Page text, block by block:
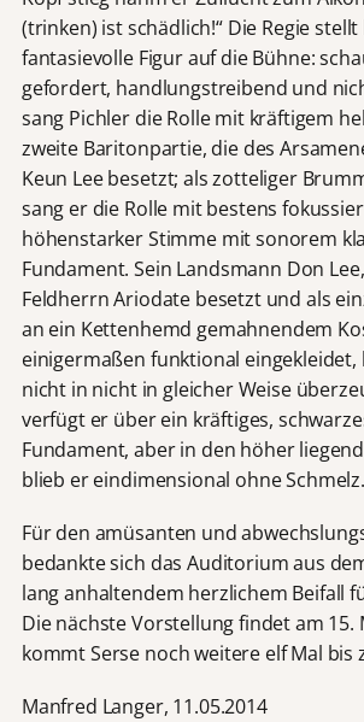
(trinken) ist schädlich!“ Die Regie
fantasievolle Figur auf die Bühne:
gefordert, handlungstreibend und
sang Pichler die Rolle mit kräftigem
zweite Baritonpartie, die des
Keun Lee besetzt; als zotteliger
sang er die Rolle mit bestens
höhenstarker Stimme mit sonorem
Fundament. Sein Landsmann Don
Feldherrn Ariodate besetzt und als
an ein Kettenhemd gemahnendem
einigermaßen funktional
nicht in nicht in gleicher Weise
verfügt er über ein kräftiges,
Fundament, aber in den höher
blieb er eindimensional ohne Schmelz.
Für den amüsanten und
bedankte sich das Auditorium aus
lang anhaltendem herzlichem Beifall
Die nächste Vorstellung findet am 15.
kommt Serse noch weitere elf Mal bis
Manfred Langer, 11.05.2014